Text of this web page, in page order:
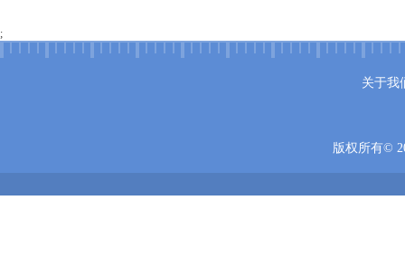
;
关于我
版权所有©